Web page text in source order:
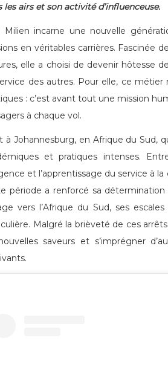
les airs et son activité d’influenceuse.
Milien incarne une nouvelle
en véritables carrières. Fascinée
elle a choisi de devenir hôtesse
des autres. Pour elle, ce
: c’est avant tout une mission
à chaque vol.
à Johannesburg, en Afrique du Sud,
et pratiques intenses.
et l’apprentissage du service à
période a renforcé sa détermination
vers l’Afrique du Sud, ses
Malgré la brièveté de ces
saveurs et s’imprégner